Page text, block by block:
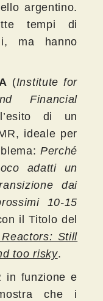
argentino.
tempi di
ma hanno
(Institute for
Financial
di un
ideale per
Perché
adatti un
dai
10-15
il Titolo del
Still
too risky.
in funzione e
che i